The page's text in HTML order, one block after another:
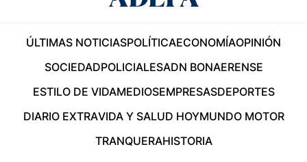
ÚLTIMAS NOTICIASPOLÍTICAECONOMÍAOPINIÓN
SOCIEDADPOLICIALESADN BONAERENSE
ESTILO DE VIDAMEDIOSEMPRESASDEPORTES
DIARIO EXTRAVIDA Y SALUD HOYMUNDO MOTOR
TRANQUERAHISTORIA